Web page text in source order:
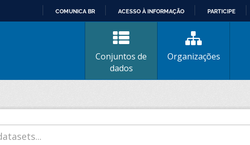
CONTEÚDO
COMUNICA BR ACESSO À INFORMAÇÃO PARTICIPE
Conjuntos de
dados
Organizações